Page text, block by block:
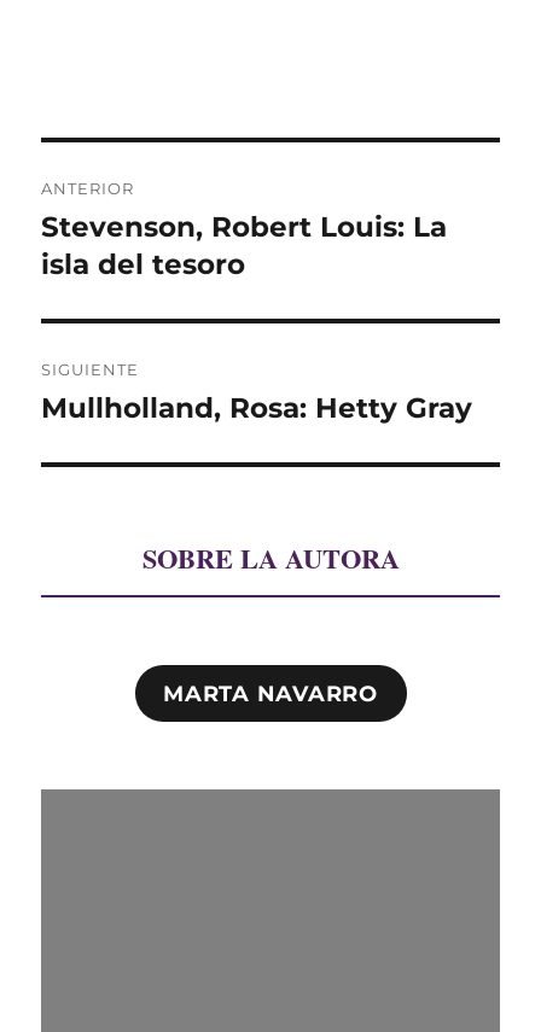
de
entradas
ANTERIOR
Entrada
anterior:
Stevenson, Robert Louis: La
isla del tesoro
SIGUIENTE
Entrada
Mullholland, Rosa: Hetty Gray
SOBRE LA AUTORA
MARTA NAVARRO